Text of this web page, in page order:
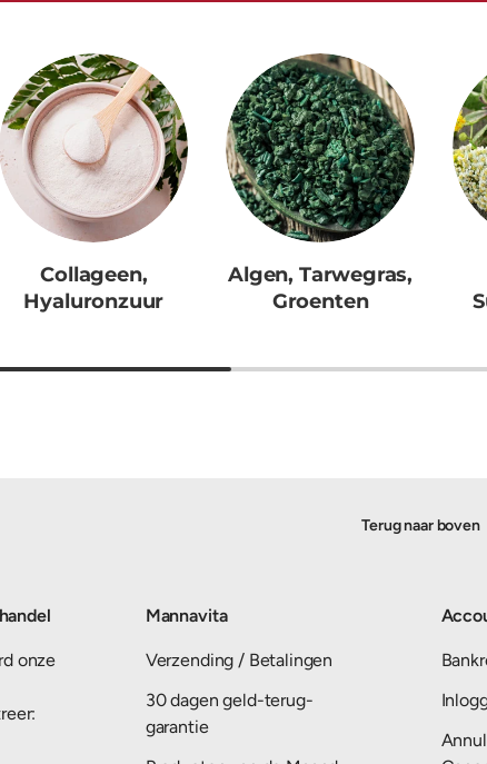
Collageen,
Hyaluronzuur
Algen, Tarwegras,
Groenten
Terug naar boven
onze
Mannavita
Verzending / Betalingen
30 dagen geld-terug-
garantie